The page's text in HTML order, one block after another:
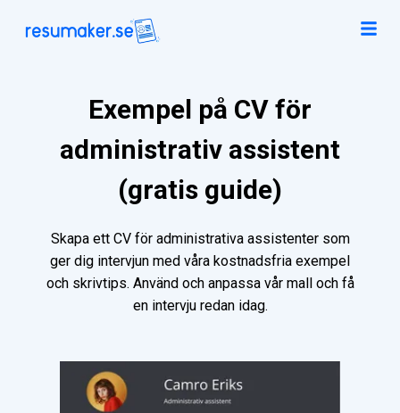
Exempel på CV för
administrativ assistent
(gratis guide)
Skapa ett CV för administrativa assistenter som
ger dig intervjun med våra kostnadsfria exempel
och skrivtips. Använd och anpassa vår mall och få
en intervju redan idag.